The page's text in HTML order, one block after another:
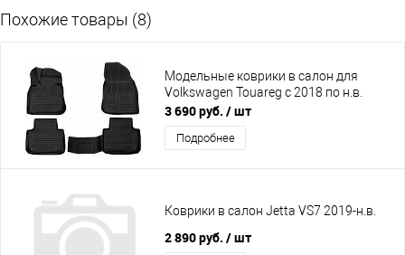
Похожие товары (8)
Модельные коврики в салон для
Volkswagen Touareg с 2018 по н.в.
3 690 руб. / шт
Подробнее
Коврики в салон Jetta VS7 2019-н.в.
2 890 руб. / шт